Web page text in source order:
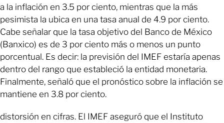
a la inflación en 3.5 por ciento, mientras que la más
pesimista la ubica en una tasa anual de 4.9 por ciento.
Cabe señalar que la tasa objetivo del Banco de México
(Banxico) es de 3 por ciento más o menos un punto
porcentual. Es decir: la previsión del IMEF estaría apenas
dentro del rango que estableció la entidad monetaria.
Finalmente, señaló que el pronóstico sobre la inflación se
mantiene en 3.8 por ciento.
distorsión en cifras. El IMEF aseguró que el Instituto